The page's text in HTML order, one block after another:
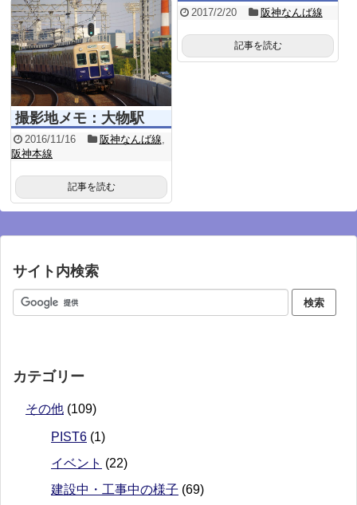
2017/2/20 阪神なんば線
記事を読む
撮影地メモ：大物駅
2016/11/16 阪神なんば線,
阪神本線
記事を読む
サイト内検索
カテゴリー
その他 (109)
PIST6 (1)
イベント (22)
建設中・工事中の様子 (69)